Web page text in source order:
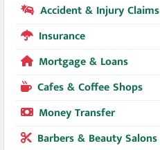
Accident & Injury Claims
Insurance
Mortgage & Loans
Cafes & Coffee Shops
Money Transfer
Barbers & Beauty Salons